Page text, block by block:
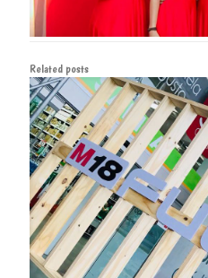
Related posts